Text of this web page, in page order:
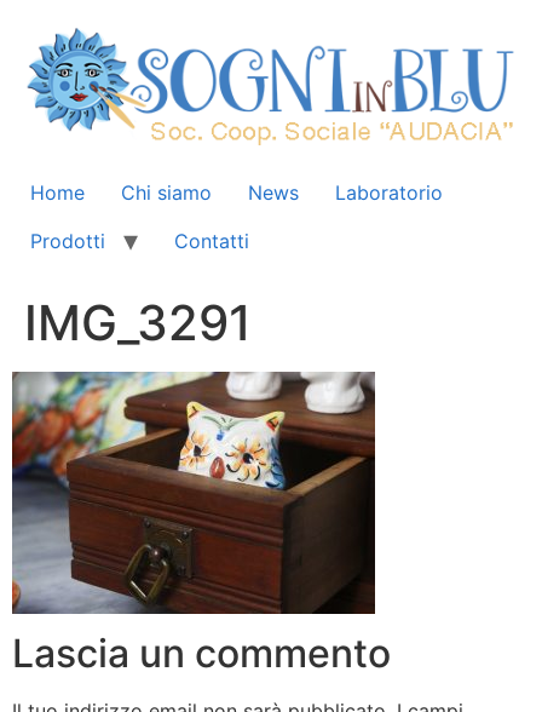
Home Chi siamo News
Laboratorio
Prodotti
Contatti
IMG_3291
Lascia un commento